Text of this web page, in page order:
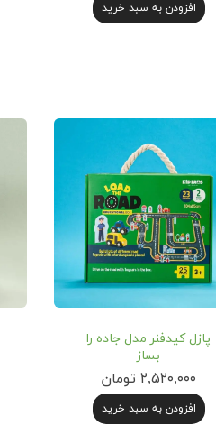
افزودن به سبد خرید
پازل کیدفنر مدل جاده را
بساز
۲,۵۲۰,۰۰۰ تومان
افزودن به سبد خرید